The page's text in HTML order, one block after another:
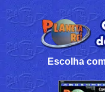
Escolha